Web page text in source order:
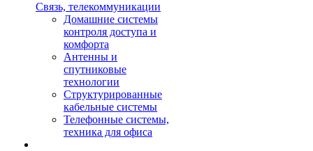
Связь, телекоммуникации
Домашние системы
контроля доступа и
комфорта
Антенны и
спутниковые
технологии
Структурированные
кабельные системы
Телефонные системы,
техника для офиса